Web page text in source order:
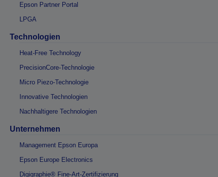
Epson Partner Portal
LPGA
Technologien
Heat-Free Technology
PrecisionCore-Technologie
Micro Piezo-Technologie
Innovative Technologien
Nachhaltigere Technologien
Unternehmen
Management Epson Europa
Epson Europe Electronics
Digigraphie® Fine-Art-Zertifizierung